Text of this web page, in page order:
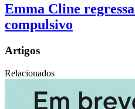
Emma Cline
compulsivo
Artigos
Relacionados